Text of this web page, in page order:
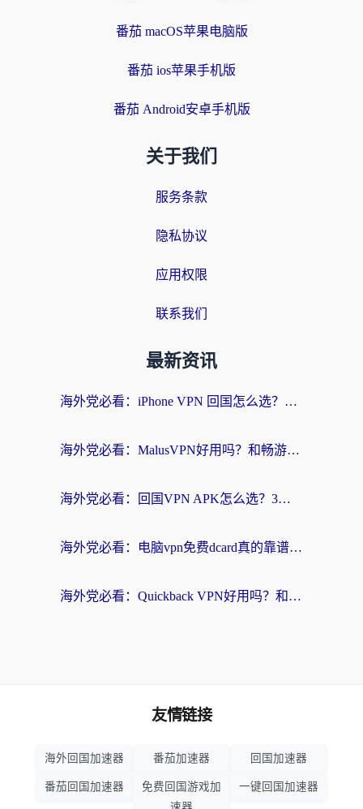
番茄 macOS苹果电脑版
番茄 ios苹果手机版
番茄 Android安卓手机版
关于我们
服务条款
隐私协议
应用权限
联系我们
最新资讯
海外党必看：iPhone VPN 回国怎么选？一篇搞定无缝访问国内资源
海外党必看：MalusVPN好用吗？和畅游VPN对比哪个回国效果更好？附穿梭飞鱼神龟真实体验
海外党必看：回国VPN APK怎么选？3步教你无缝刷国内剧玩国服
海外党必看：电脑vpn免费dcard真的靠谱吗？教你选对回国加速器无缝访问国内资源
海外党必看：Quickback VPN好用吗？和小黑牛VPN对比哪个回国效果更好？附真实体验+避坑指南
友情链接
海外回国加速器 番茄加速器 回国加速器
番茄回国加速器
免费回国游戏加
一键回国加速器